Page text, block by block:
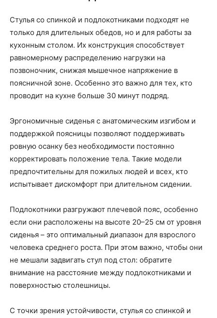
Стулья со спинкой и подлокотниками подходят не
только для длительных обедов, но и для работы за
кухонным столом. Их конструкция способствует
равномерному распределению нагрузки на
позвоночник, снижая мышечное напряжение в
поясничной зоне. Особенно это важно для тех, кто
проводит на кухне больше 30 минут подряд.
Эргономичные сиденья с анатомическим изгибом и
поддержкой поясницы позволяют поддерживать
ровную осанку без необходимости постоянно
корректировать положение тела. Такие модели
предпочтительны для пожилых людей и всех, кто
испытывает дискомфорт при длительном сидении.
Подлокотники разгружают плечевой пояс, особенно
если они расположены на высоте 20–25 см от уровня
сиденья – это оптимальный диапазон для взрослого
человека среднего роста. При этом важно, чтобы они
не мешали задвигать стул под стол: обратите
внимание на расстояние между подлокотниками и
поверхностью столешницы.
С точки зрения устойчивости, стулья со спинкой и